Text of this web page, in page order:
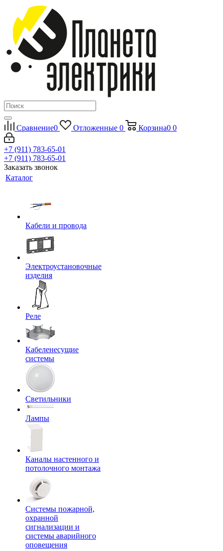
Сравнение0 Отложенные 0 Корзина0 0
+7 (911) 783-65-01
+7 (911) 783-65-01
Заказать звонок
Каталог
Кабели и провода
Электроустановочные
изделия
Реле
Кабеленесущие
системы
Светильники
Лампы
Каналы настенного и
потолочного монтажа
Системы пожарной,
охранной
сигнализации и
системы аварийного
оповещения